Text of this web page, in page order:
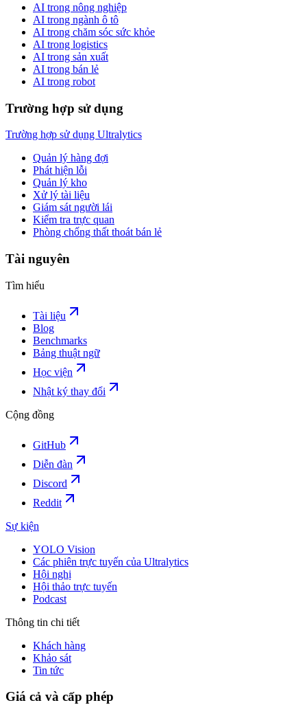
AI trong nông nghiệp
AI trong ngành ô tô
AI trong chăm sóc sức khỏe
AI trong logistics
AI trong sản xuất
AI trong bán lẻ
AI trong robot
Trường hợp sử dụng
Trường hợp sử dụng Ultralytics
Quản lý hàng đợi
Phát hiện lỗi
Quản lý kho
Xử lý tài liệu
Giám sát người lái
Kiểm tra trực quan
Phòng chống thất thoát bán lẻ
Tài nguyên
Tìm hiểu
Tài liệu
Blog
Benchmarks
Bảng thuật ngữ
Học viện
Nhật ký thay đổi
Cộng đồng
GitHub
Diễn đàn
Discord
Reddit
Sự kiện
YOLO Vision
Các phiên trực tuyến của Ultralytics
Hội nghị
Hội thảo trực tuyến
Podcast
Thông tin chi tiết
Khách hàng
Khảo sát
Tin tức
Giá cả và cấp phép